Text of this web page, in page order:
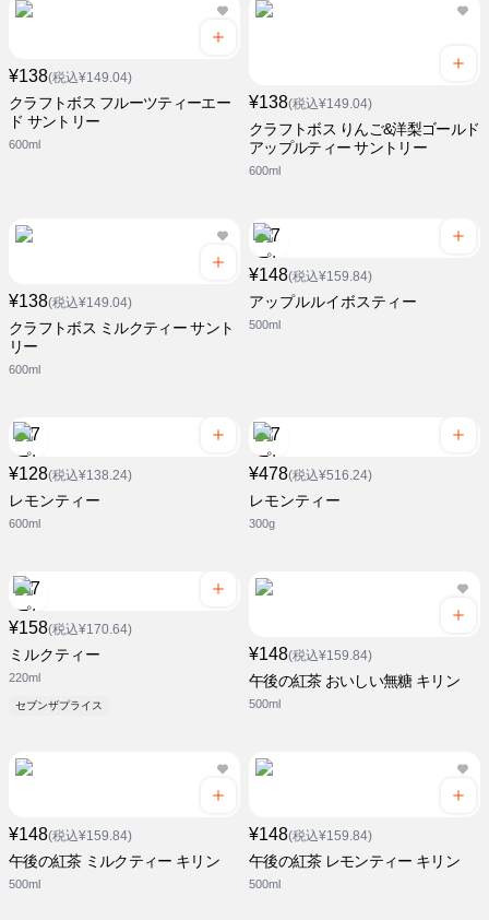
¥138(税込¥149.04)
クラフトボス フルーツティーエー
ド サントリー
600ml
¥138(税込¥149.04)
クラフトボス りんご&洋梨ゴールド
アップルティー サントリー
600ml
¥138(税込¥149.04)
クラフトボス ミルクティー サント
リー
600ml
¥148(税込¥159.84)
アップルルイボスティー
500ml
¥128(税込¥138.24)
レモンティー
600ml
¥478(税込¥516.24)
レモンティー
300g
¥158(税込¥170.64)
ミルクティー
220ml
セブンザプライス
¥148(税込¥159.84)
午後の紅茶 おいしい無糖 キリン
500ml
¥148(税込¥159.84)
午後の紅茶 ミルクティー キリン
500ml
¥148(税込¥159.84)
午後の紅茶 レモンティー キリン
500ml